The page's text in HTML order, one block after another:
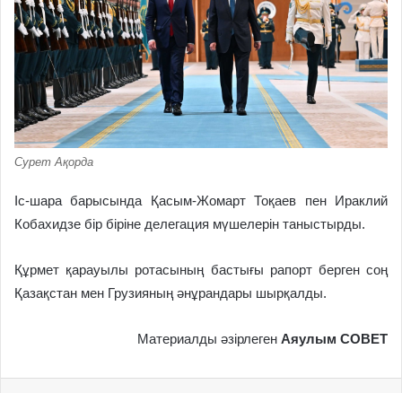
Сурет Ақорда
Іс-шара барысында Қасым-Жомарт Тоқаев пен Ираклий
Кобахидзе бір біріне делегация мүшелерін таныстырды.
Құрмет қарауылы ротасының бастығы рапорт берген соң
Қазақстан мен Грузияның әнұрандары шырқалды.
Материалды әзірлеген Аяулым СОВЕТ